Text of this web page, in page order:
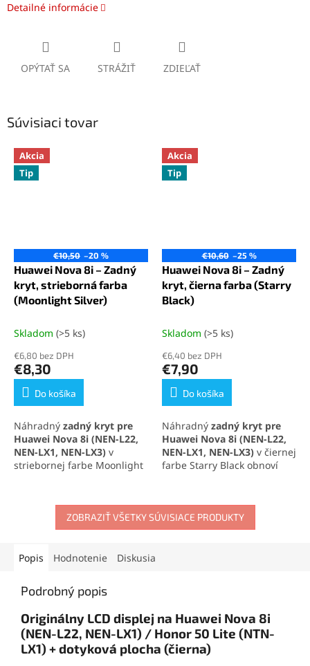
Detailné informácie
OPÝTAŤ SA STRÁŽIŤ ZDIEĽAŤ
Súvisiaci tovar
Akcia
Tip
€10,50 –20 %
Huawei Nova 8i – Zadný
kryt, strieborná farba
(Moonlight Silver)
Skladom (>5 ks)
€6,80 bez DPH
€8,30
Do košíka
Náhradný zadný kryt pre
Huawei Nova 8i (NEN-L22,
NEN-LX1, NEN-LX3) v
striebornej farbe Moonlight
vnútorné komponenty.
Vyznačuje sa presnou
kompatibilitou a
Skvelé riešenie pre funkčnú
Akcia
Tip
€10,60 –25 %
Huawei Nova 8i – Zadný
kryt, čierna farba (Starry
Black)
Skladom (>5 ks)
€6,40 bez DPH
€7,90
Do košíka
Náhradný zadný kryt pre
Huawei Nova 8i (NEN-L22,
NEN-LX1, NEN-LX3) v čiernej
farbe Starry Black obnoví
komponenty. Vyznačuje sa
presnou kompatibilitou a
jednoduchou montážou.
ZOBRAZIŤ VŠETKY SÚVISIACE PRODUKTY
Popis Hodnotenie Diskusia
Podrobný popis
Originálny LCD displej na Huawei Nova 8i
(NEN-L22, NEN-LX1) / Honor 50 Lite (NTN-
LX1) + dotyková plocha (čierna)